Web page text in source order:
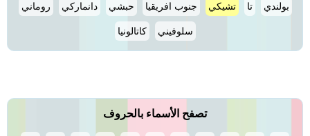
بولندي تا تشيكي جنوب افريقيا حبشي دانماركي روماني
سلوفيني كاتالونيا
تصفح الأسماء بالحروف